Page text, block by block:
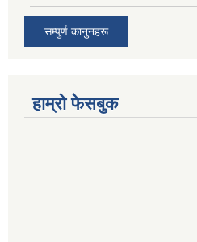
सम्पुर्ण कानुनहरू
हाम्रो फेसबुक